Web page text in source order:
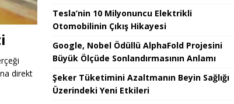
direkt
Tesla’nin 10 Milyonuncu Elektrikli
Otomobilinin Çıkış Hikayesi
Google, Nobel Ödüllü AlphaFold Projesini
Büyük Ölçüde Sonlandırmasının Anlamı
Şeker Tüketimini Azaltmanın Beyin Sağlığı
Üzerindeki Yeni Etkileri